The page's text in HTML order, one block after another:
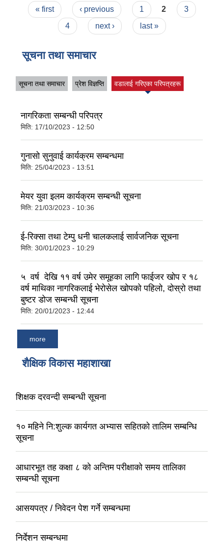
Pages
« first ‹ previous 1 2
3
4
next › last »
सूचना तथा समाचार
सूचना तथा समाचार प्रेश विज्ञप्ति वडालाई गरिएका परिपत्रहरू
नागरिकता सम्बन्धी परिपत्र
मिति: 17/10/2023 - 12:50
गुनासो सुनुवाई कार्यक्रम सम्बन्धमा
मिति: 25/04/2023 - 13:51
मेयर युवा इलम कार्यक्रम सम्बन्धी सूचना
मिति: 21/03/2023 - 10:36
ई-रिक्सा तथा टेम्पु धनी चालकलाई सार्वजनिक सूचना
मिति: 30/01/2023 - 10:29
५ वर्ष देखि ११ वर्ष उमेर समूहका लागि फाईजर खोप र १८
वर्ष माथिका नागरिकलाई भेरोसेल खोपको पहिलो, दोस्रो तथा
बुष्टर डोज सम्बन्धी सूचना
मिति: 20/01/2023 - 12:44
more
शैक्षिक विकास महाशाखा
शिक्षक दरवन्दी सम्बन्धी सूचना
१० महिने नि:शुल्क कार्यगत अभ्यास सहितको तालिम सम्बन्धि
सूचना
आधारभूत तह कक्षा ८ को अन्तिम परीक्षाको समय तालिका
सम्बन्धी सूचना
आसयपत्र / निवेदन पेश गर्ने सम्बन्धमा
निर्देशन सम्बन्धमा